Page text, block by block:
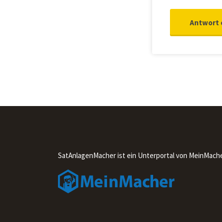
SatAnlagenMacher ist ein Unterportal von